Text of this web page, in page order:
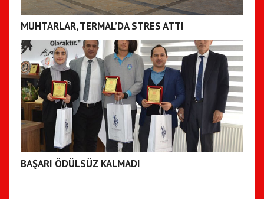
MUHTARLAR, TERMAL’DA STRES ATTI
BAŞARI ÖDÜLSÜZ KALMADI